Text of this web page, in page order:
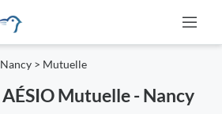
Nancy > Mutuelle
AÉSIO Mutuelle - Nancy